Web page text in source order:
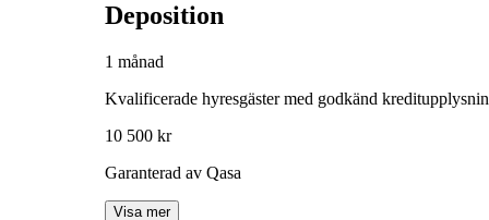
Deposition
1 månad
Kvalificerade hyresgäster med godkänd
10 500 kr
Garanterad av Qasa
Visa mer